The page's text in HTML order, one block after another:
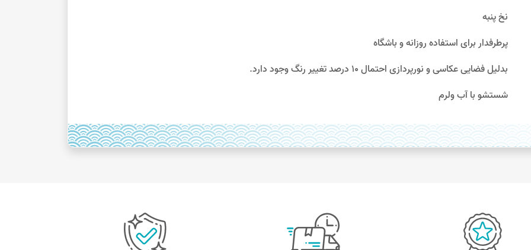
نخ پنبه
پرطرفدار برای استفاده روزانه و باشگاه
بدلیل فضایی عکاسی و نورپردازی احتمال 10 درصد تغییر رنگ وجود دارد.
شستشو با آب ولرم